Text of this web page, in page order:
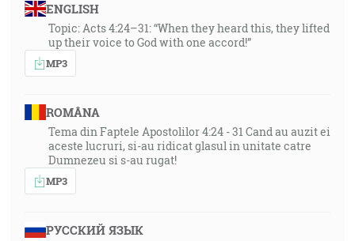
ENGLISH
Topic: Acts 4:24–31: “When they heard this, they lifted
up their voice to God with one accord!”
MP3
ROMÂNA
Tema din Faptele Apostolilor 4:24 - 31 Cand au auzit ei
aceste lucruri, si-au ridicat glasul in unitate catre
Dumnezeu si s-au rugat!
MP3
РУССКИЙ ЯЗЫК